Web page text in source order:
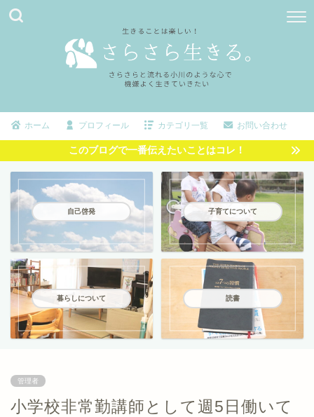
ホーム プロフィール カテゴリ一覧 お問い合わせ
このブログで一番伝えたいことはコレ！
自己啓発 子育てについて
暮らしについて 読書
管理者
小学校非常勤講師として週5日働いて